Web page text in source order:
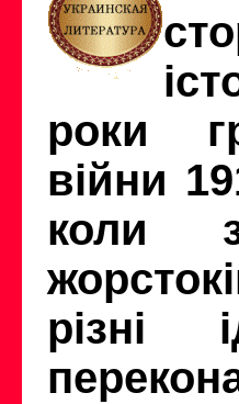
роки
війни
коли
різні